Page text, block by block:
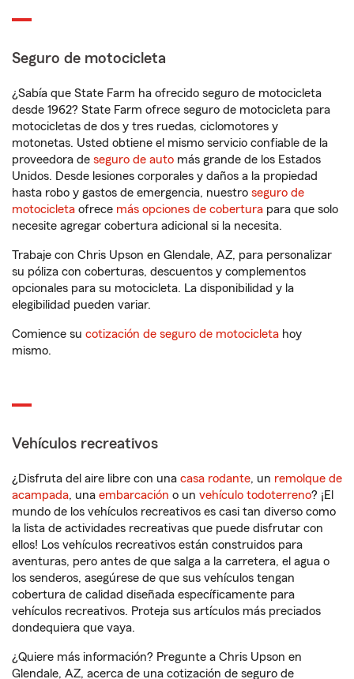
Seguro de motocicleta
¿Sabía que State Farm ha ofrecido seguro de motocicleta
desde 1962? State Farm ofrece seguro de motocicleta para
motocicletas de dos y tres ruedas, ciclomotores y
motonetas. Usted obtiene el mismo servicio confiable de la
proveedora de seguro de auto más grande de los Estados
Unidos. Desde lesiones corporales y daños a la propiedad
hasta robo y gastos de emergencia, nuestro seguro de
motocicleta ofrece más opciones de cobertura para que solo
necesite agregar cobertura adicional si la necesita.
Trabaje con Chris Upson en Glendale, AZ, para personalizar
su póliza con coberturas, descuentos y complementos
opcionales para su motocicleta. La disponibilidad y la
elegibilidad pueden variar.
Comience su cotización de seguro de motocicleta hoy
mismo.
Vehículos recreativos
¿Disfruta del aire libre con una casa rodante, un remolque de
acampada, una embarcación o un vehículo todoterreno? ¡El
mundo de los vehículos recreativos es casi tan diverso como
la lista de actividades recreativas que puede disfrutar con
ellos! Los vehículos recreativos están construidos para
aventuras, pero antes de que salga a la carretera, el agua o
los senderos, asegúrese de que sus vehículos tengan
cobertura de calidad diseñada específicamente para
vehículos recreativos. Proteja sus artículos más preciados
dondequiera que vaya.
¿Quiere más información? Pregunte a Chris Upson en
Glendale, AZ, acerca de una cotización de seguro de